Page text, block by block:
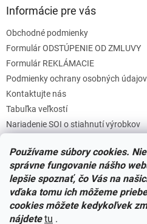
Používame súbory cookies.
správne fungovanie nášho
lepšie spoznať, čo Vás na
vďaka tomu ich môžeme
cookies môžete kedykoľvek
nájdete tu .
Informácie pre vás
Obchodné podmienky
Formulár ODSTÚPENIE OD ZMLUVY
Formulár REKLÁMACIE
Podmienky ochrany osobných údajov
Kontaktujte nás
Tabuľka veľkostí
Nariadenie SOI o stiahnutí výrobkov
Zásady súborov COOKIES
Facebook